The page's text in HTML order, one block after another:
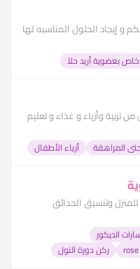
و إيجاد الحلول المناسبه لها
بعضوية أريد حلاً
وأزياء و غذاء و تعليم
المراهقة أزياء الأطفال
وتنسيق الحدائق
الديكور
ركن دورة النول